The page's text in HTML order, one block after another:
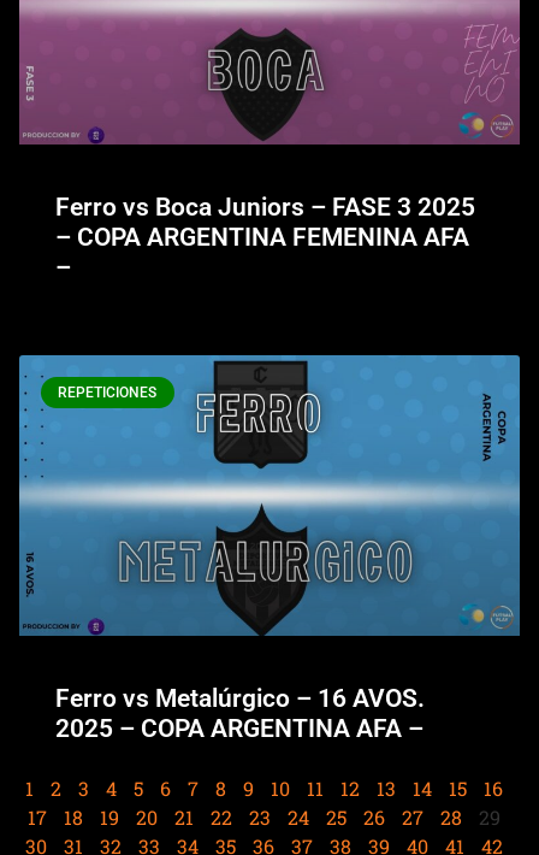
Ferro vs Boca Juniors – FASE 3 2025
– COPA ARGENTINA FEMENINA AFA
–
REPETICIONES
Ferro vs Metalúrgico – 16 AVOS.
2025 – COPA ARGENTINA AFA –
1 2 3 4 5 6 7 8 9 10 11 12 13 14 15
16
17
18 19 20 21 22 23 24 25 26 27 28
29
30
31 32 33 34 35 36 37 38 39 40 41 42